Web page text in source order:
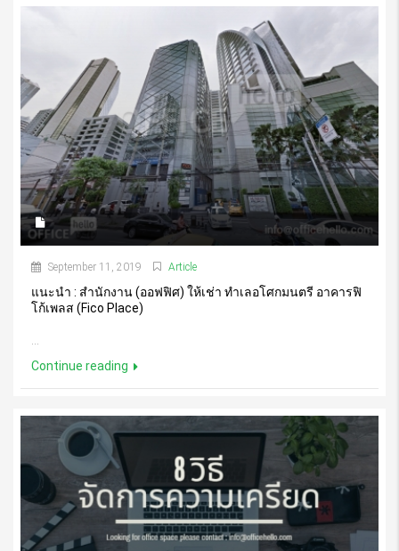
September 11, 2019 Article
แนะนำ : สำนักงาน (ออฟฟิศ) ให้เช่า ทำเลอโศกมนตรี อาคารฟิ
โก้เพลส (Fico Place)
Continue reading